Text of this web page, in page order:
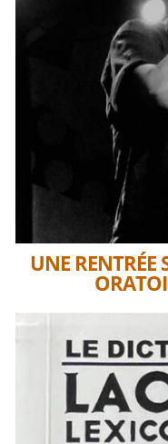
UNE RENTRÉE